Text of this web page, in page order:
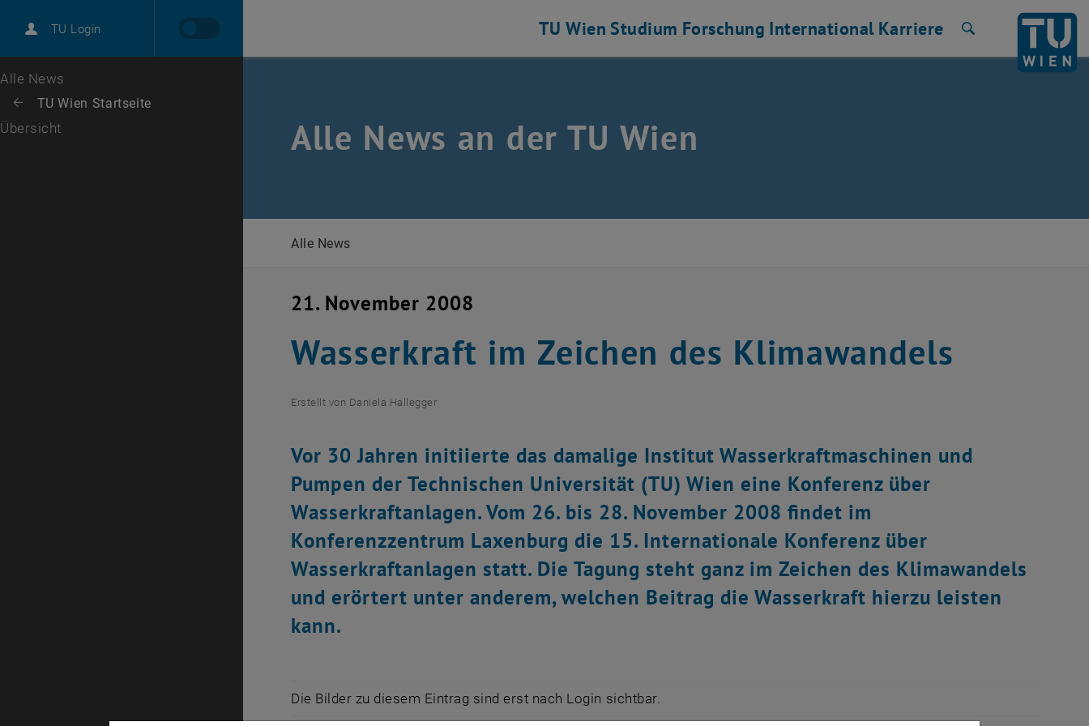
TU Login
Karriere
Zur 1. Menü Ebene
Alle News
Zurück: Subseiten von TU Wien Startseite auflisten
Zurück zur letzten Ebene:
TU Wien Startseite
Übersicht
TU Wien Studium Forschung International Karriere
Alle News an der TU Wien
Alle News
21. November 2008
Wasserkraft im Zeichen des Klimawandels
Erstellt von Daniela Hallegger
Vor 30 Jahren initiierte das damalige Institut Wasserkraftmaschinen und
Pumpen der Technischen Universität (TU) Wien eine Konferenz über
Wasserkraftanlagen. Vom 26. bis 28. November 2008 findet im
Konferenzzentrum Laxenburg die 15. Internationale Konferenz über
Wasserkraftanlagen statt. Die Tagung steht ganz im Zeichen des Klimawandels
und erörtert unter anderem, welchen Beitrag die Wasserkraft hierzu leisten
kann.
Die Bilder zu diesem Eintrag sind erst nach Login sichtbar.